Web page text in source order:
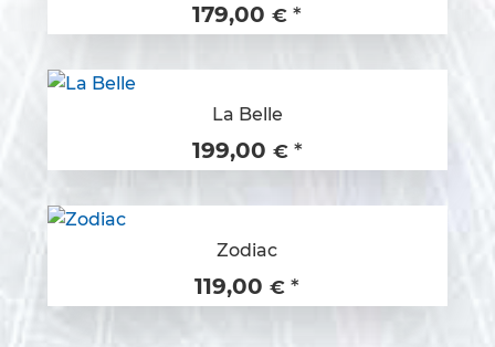
179,00€ *
La Belle
199,00 € *
Zodiac
119,00€ *